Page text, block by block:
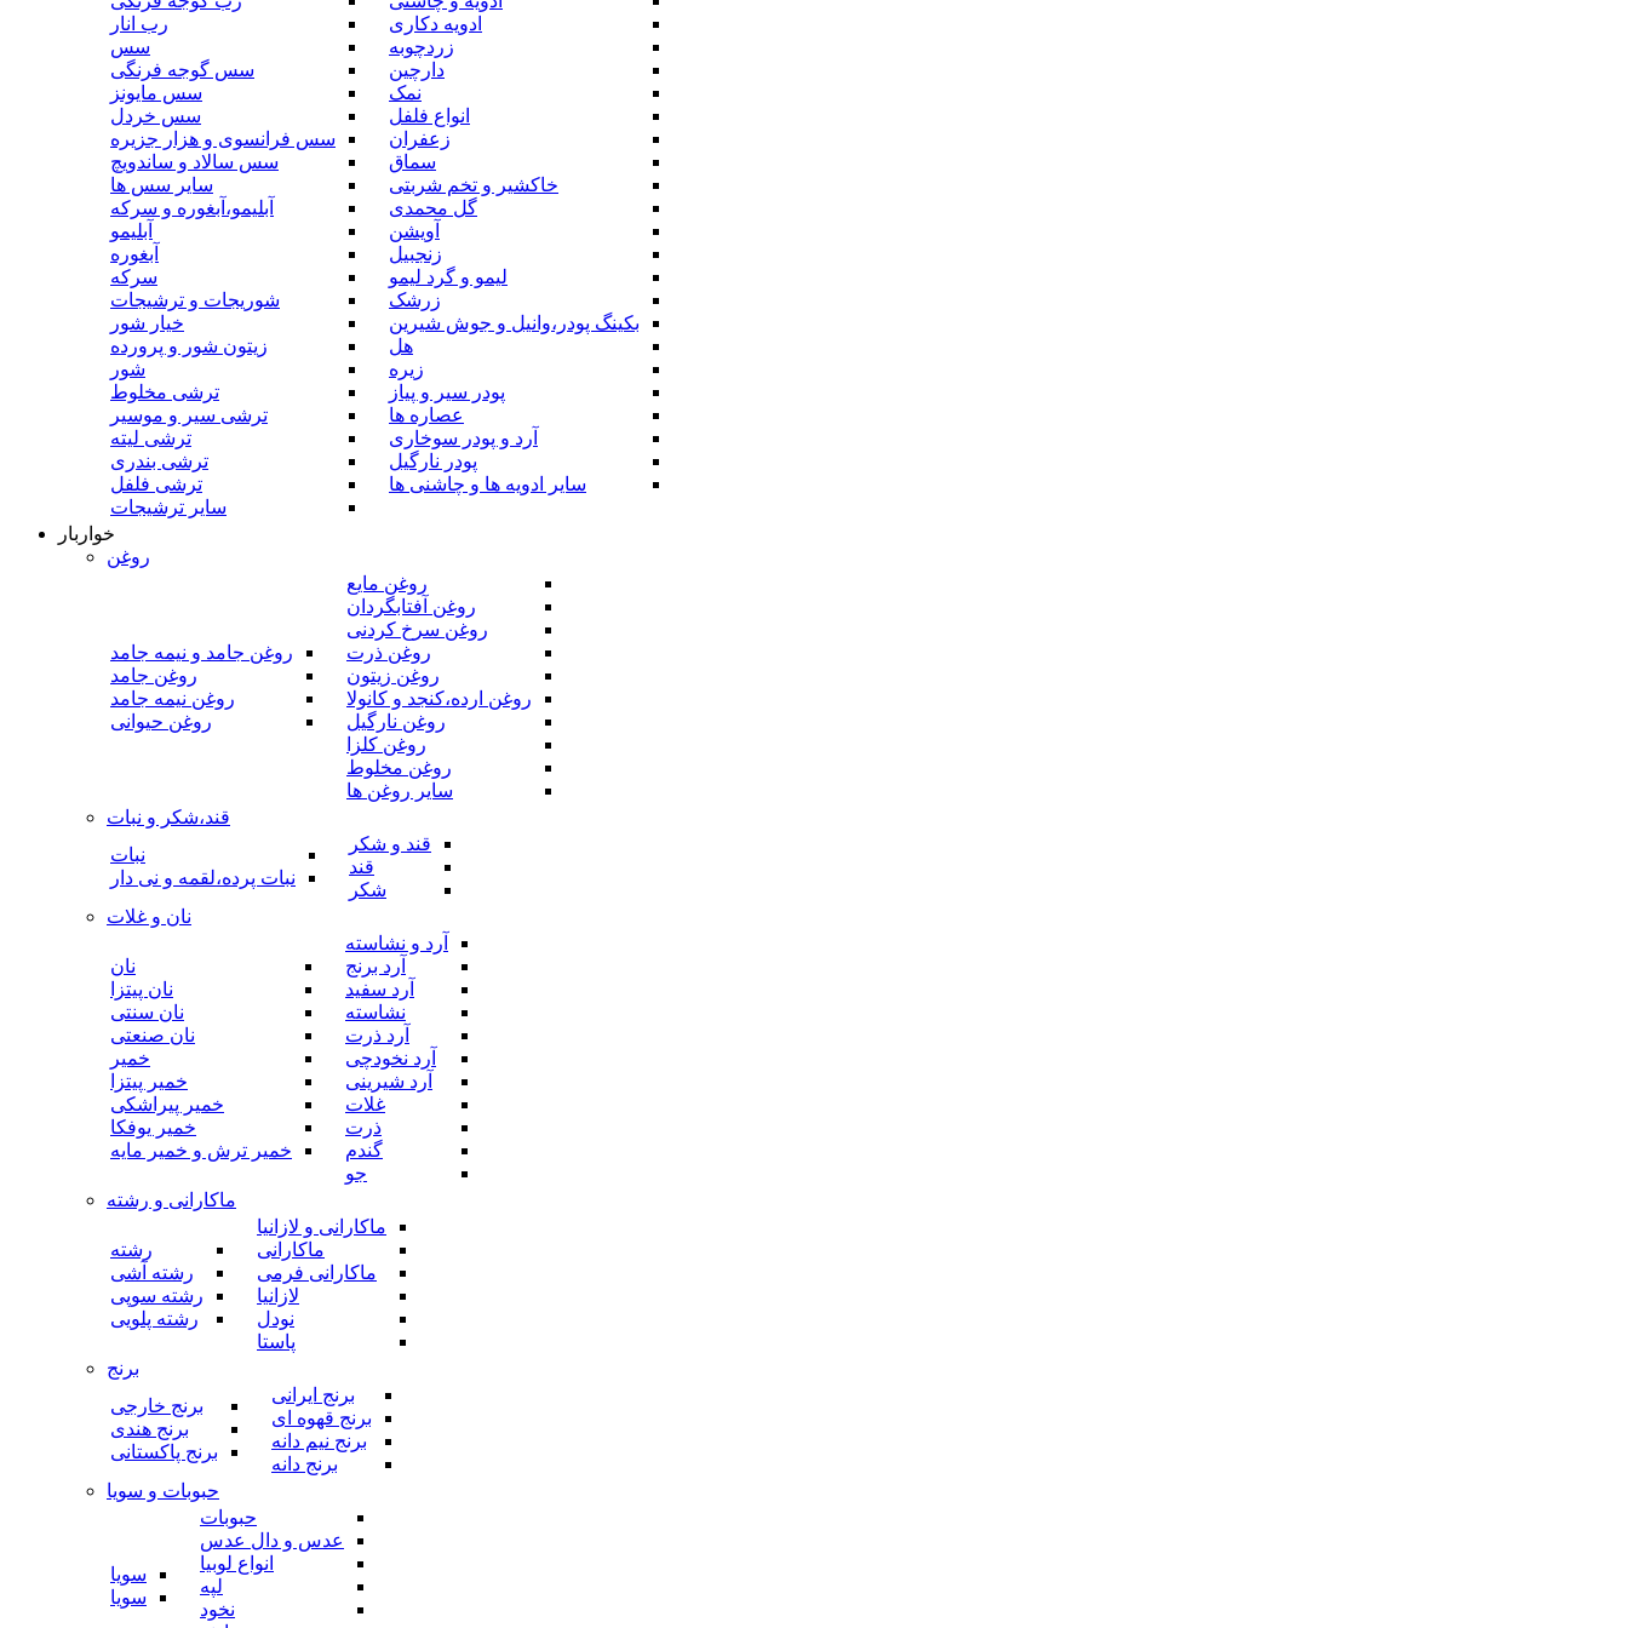
ادویه دکاری
زردچوبه
دارچین
نمک
انواع فلفل
زعفران
سماق
خاکشیر و تخم شربتی
گل محمدی
آویشن
زنجبیل
لیمو و گرد لیمو
زرشک
بکینگ پودر،وانیل و جوش شیرین
هل
زیره
پودر سیر و پیاز
عصاره ها
آرد و پودر سوخاری
پودر نارگیل
سایر ادویه ها و چاشنی ها
رب انار
سس
سس گوجه فرنگی
سس مایونز
سس خردل
سس فرانسوی و هزار جزیره
سس سالاد و ساندویچ
سایر سس ها
آبلیمو،آبغوره و سرکه
آبلیمو
آبغوره
سرکه
شوریجات و ترشیجات
خیار شور
زیتون شور و پرورده
شور
ترشی مخلوط
ترشی سیر و موسیر
ترشی لیته
ترشی بندری
ترشی فلفل
سایر ترشیجات
خواربار
روغن
روغن مایع
روغن آفتابگردان
روغن سرخ کردنی
روغن ذرت
روغن زیتون
روغن ارده،کنجد و کانولا
روغن نارگیل
روغن کلزا
روغن مخلوط
سایر روغن ها
روغن جامد و نیمه جامد
روغن جامد
روغن نیمه جامد
روغن حیوانی
قند،شکر و نبات
قند و شکر
قند
شکر
نبات
نبات پرده،لقمه و نی دار
نان و غلات
آرد و نشاسته
آرد برنج
آرد سفید
نشاسته
آرد ذرت
آرد نخودچی
آرد شیرینی
غلات
ذرت
گندم
جو
نان
نان پیتزا
نان سنتی
نان صنعتی
خمیر
خمیر پیتزا
خمیر پیراشکی
خمیر یوفکا
خمیر ترش و خمیر مایه
ماکارانی و رشته
ماکارانی و لازانیا
ماکارانی
ماکارانی فرمی
لازانیا
نودل
پاستا
رشته
رشته آشی
رشته سوپی
رشته پلویی
برنج
برنج ایرانی
برنج قهوه ای
برنج نیم دانه
برنج دانه
برنج خارجی
برنج هندی
برنج پاکستانی
حبوبات و سویا
حبوبات
عدس و دال عدس
انواع لوبیا
لپه
نخود
سویا
سویا